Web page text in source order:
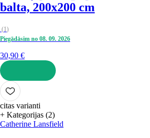
balta, 200x200 cm
(1)
Piegādāsim no 08. 09. 2026
30,90 €
LIKT GROZĀ
citas varianti
+ Kategorijas (2)
Catherine Lansfield